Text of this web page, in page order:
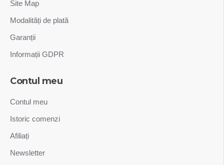
Site Map
Modalități de plată
Garanții
Informații GDPR
Contul meu
Contul meu
Istoric comenzi
Afiliați
Newsletter